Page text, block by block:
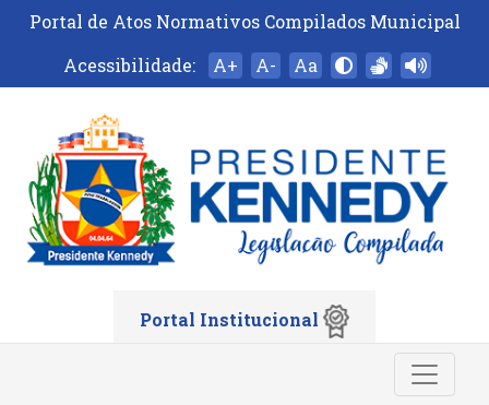
Portal de Atos Normativos Compilados Municipal
Acessibilidade:
A+ A- Aa
Portal Institucional